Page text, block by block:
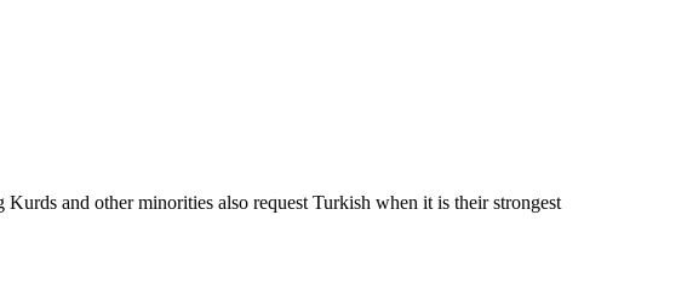
and other minorities also request Turkish when it is their strongest